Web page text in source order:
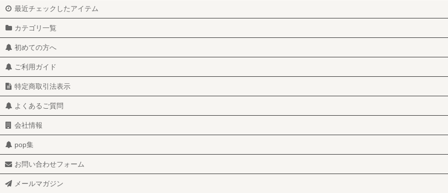
最近チェックしたアイテム
カテゴリ一覧
初めての方へ
ご利用ガイド
特定商取引法表示
よくあるご質問
会社情報
pop集
お問い合わせフォーム
メールマガジン